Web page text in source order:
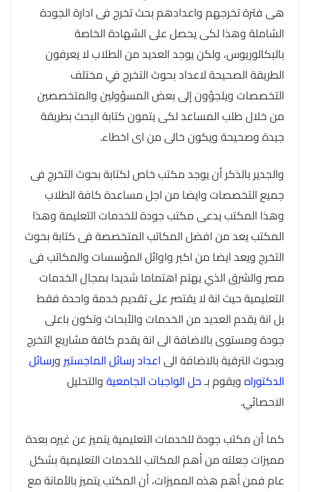
هى فترة تخرجهم واعدادهم بحث تخرج فى ادارة الجودة
الشاملة وهذا لكى يحصل على الشهادة الخاصة
بالبكالوريوس، ولكن يوجد العديد من الطلاب لا يعرفون
الطريقة الصحيحة لاعداد بحوث التخرج في مختلف
التخصصات ويلجؤون إلى بعض المسؤولين والمتخصصين
من خلال طلب المساعد لكى يتمون كتابة البحث بطريقة
جيدة وصحيحة ويكون خالى من اى اخطاء.
والجدير بالذكر أن يوجد مكتب خاص لكتابة بحوث التخرج فى
جميع التخصصات وايضا من اجل مساعدة كافة الطلاب
وهذا المكتب يدعى مكتب جودة للخدمات التعليمة وهذا
المكتب يعد من افضل المكاتب المتخصصة فى كتابة بحوث
التخرج ويعد ايضا من اكبر واوائل المؤسسات والمكاتب فى
مصر والشرق الذي يهتم اهتماما شديدا بمجال الخدمات
التعليمية حيث انة لا يقتصر على تقديم خدمة واحدة فقط
بل انة يقدم العديد من الخدمات والأبحاث وتكون باعلى
جودة ومستوى بالاضافة الى انة يقدم كافة مشاريع التخرج
وبحوث الترقية بالاضافة الىاعداد رسائل الماجستير ورسائل
الدكتوراهويقوم بـحل الواجبات الجامعيةوالتحليل
الاحصائي.
كما أن مكتب جودة للخدمات التعليمية يتميز عن غيره بعدة
مميزات جعلته من أهم المكاتب للخدمات التعليمية بشكل
عام فمن أهم هذه المميزات، أن المكتب يتميز بالأمانة مع